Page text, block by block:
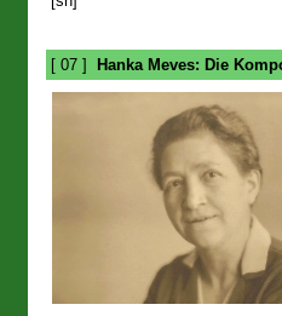
[ 07 ] Hanka Meves: Die